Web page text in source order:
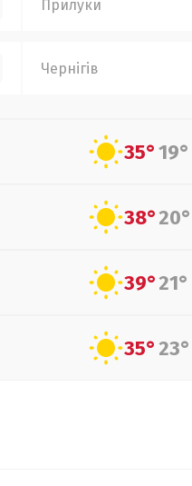
Прилуки
Чернігів
35°19°
38°20°
39°21°
35°23°